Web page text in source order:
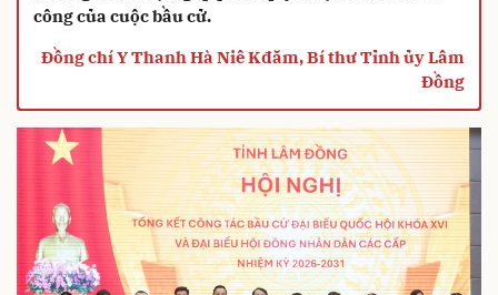
công của cuộc bầu cử.
Đồng chí Y Thanh Hà Niê Kđăm, Bí thư Tỉnh ủy Lâm
Đồng